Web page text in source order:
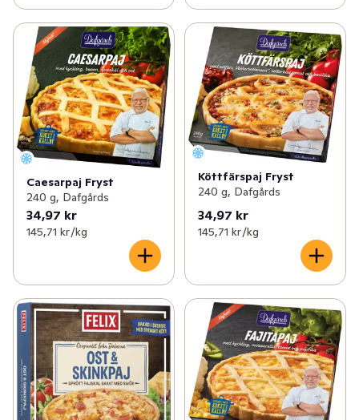
Caesarpaj Fryst
240 g, Dafgårds
34,97 kr
145,71 kr /kg
Köttfärspaj Fryst
240 g, Dafgårds
34,97 kr
145,71 kr /kg